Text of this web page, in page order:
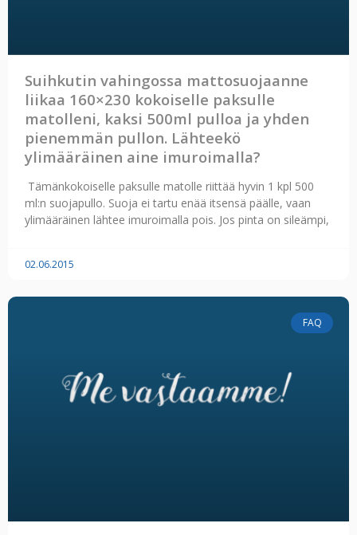
Suihkutin vahingossa mattosuojaanne
liikaa 160×230 kokoiselle paksulle
matolleni, kaksi 500ml pulloa ja yhden
pienemmän pullon. Lähteekö
ylimääräinen aine imuroimalla?
Tämänkokoiselle paksulle matolle riittää hyvin 1 kpl 500
ml:n suojapullo. Suoja ei tartu enää itsensä päälle, vaan
ylimääräinen lähtee imuroimalla pois. Jos pinta on sileämpi,
02.06.2015
FAQ